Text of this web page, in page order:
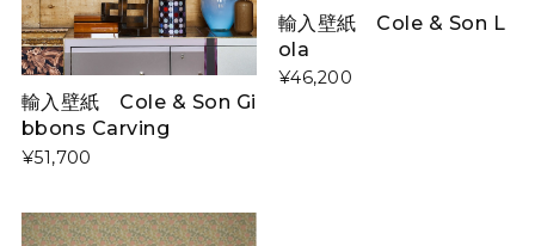
輸入壁紙 Cole & Son Gi
bbons Carving
¥51,700
輸入壁紙 Cole & Son L
ola
¥46,200